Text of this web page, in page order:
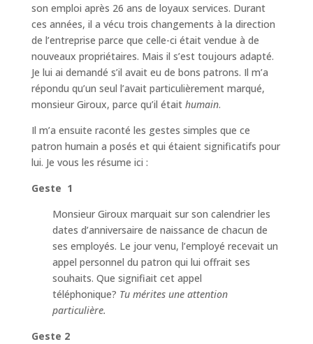
son emploi après 26 ans de loyaux services. Durant
ces années, il a vécu trois changements à la direction
de l’entreprise parce que celle-ci était vendue à de
nouveaux propriétaires. Mais il s’est toujours adapté.
Je lui ai demandé s’il avait eu de bons patrons. Il m’a
répondu qu’un seul l’avait particulièrement marqué,
monsieur Giroux, parce qu’il était humain.
Il m’a ensuite raconté les gestes simples que ce
patron humain a posés et qui étaient significatifs pour
lui. Je vous les résume ici :
Geste 1
Monsieur Giroux marquait sur son calendrier les
dates d’anniversaire de naissance de chacun de
ses employés. Le jour venu, l’employé recevait un
appel personnel du patron qui lui offrait ses
souhaits. Que signifiait cet appel
téléphonique? Tu mérites une attention
particulière.
Geste 2